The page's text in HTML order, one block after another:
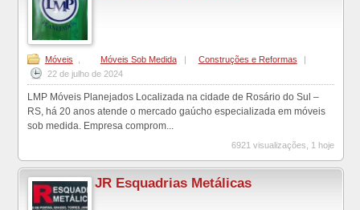
Móveis Móveis Sob Medida | Construções e Reformas
|
22 de julho de 2024
LMP Móveis Planejados Localizada na cidade de Rosário do Sul –
RS, há 20 anos atende o mercado gaúcho especializada em móveis
sob medida. Empresa comprom...
6921 visualizações, 1 hoje
JR Esquadrias Metálicas